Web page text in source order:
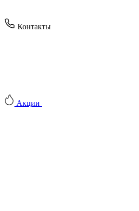
Контакты
Акции